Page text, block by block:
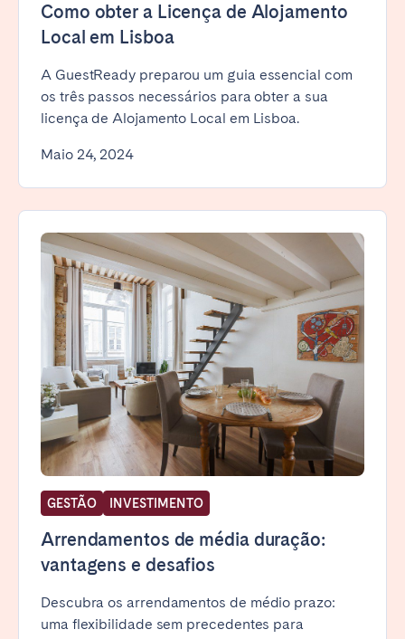
Como obter a Licença de Alojamento
Local em Lisboa
A GuestReady preparou um guia essencial com
os três passos necessários para obter a sua
licença de Alojamento Local em Lisboa.
Maio 24, 2024
GESTÃO INVESTIMENTO
Arrendamentos de média duração:
vantagens e desafios
Descubra os arrendamentos de médio prazo:
uma flexibilidade sem precedentes para